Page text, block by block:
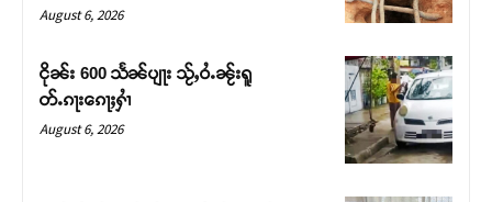
တ်ႇ တူဝ်ႈလုမ်ႈၾႃႉၼၼ်ႉ ၶဝ်ႈႁူမ်ႈၵမ်ႉထႅမ် ၸုမ်းၶၢ
ဝ်ႇၽူႈတွႆႇႁွၵ်ႈ လႆႈယူႇၶႃႈဢေႃႈ။
August 6, 2026
ငိုၼ်း 600 သႅၼ်ပျႃး သႂ်ႇဝႆႉၼႂ်းရူ
တ်ႉၵႃးၵေႃႈႁၢႆ
August 6, 2026